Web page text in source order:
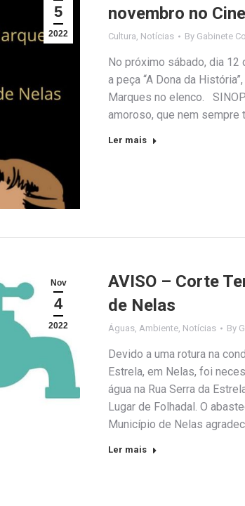
5
2022
novembro no
Cultura Notícias By Gabinete
No próximo sábado, dia
a peça “A Dona da
Marques no elenco.
amoroso, que nem sempre
Ler mais
Nov
4
2022
AVISO – Corte
de Nelas
Águas, Ambiente, Notícias By
Devido a uma rotura na
Estrela, em Nelas, foi
água na Rua Serra da
Lugar de Folhadal. O
Município de Nelas
Ler mais